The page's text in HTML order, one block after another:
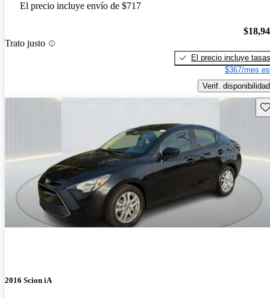
El precio incluye envío de $717
Trato justo
El precio incluye tasas
$367/mes
Verif. disponibilidad
2016 Scion iA